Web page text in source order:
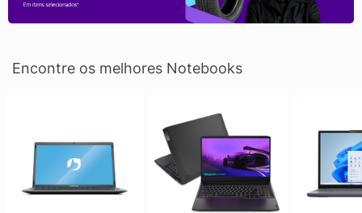
Encontre os melhores Notebooks